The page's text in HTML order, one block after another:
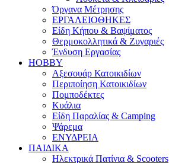
Όργανα Μέτρησης
ΕΡΓΑΛΕΙΟΘΗΚΕΣ
Είδη Κήπου & Βαψίματος
Θερμοκολλητικά & Ζυγαριές
Ένδυση Εργασίας
HOBBY
Αξεσουάρ Κατοικιδίων
Περιποίηση Κατοικιδίων
Πομποδέκτες
Κυάλια
Είδη Παραλίας & Camping
Ψάρεμα
ΕΝΥΔΡΕΙΑ
ΠΑΙΔΙΚΑ
Ηλεκτρικά Πατίνια & Scooters